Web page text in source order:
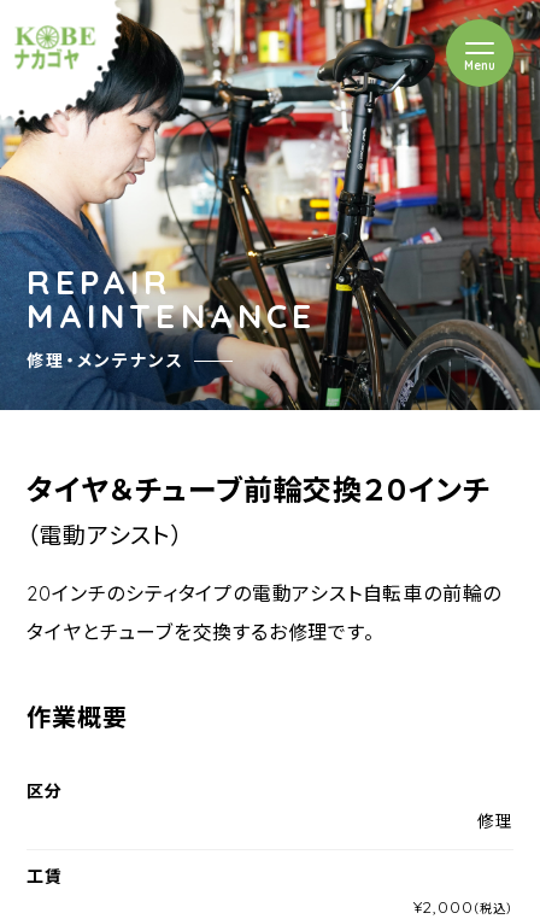
ルショップナカゴヤ
Menuを開閉
REPAIR
MAINTENANCE
修理・メンテナンス
タイヤ＆チューブ前輪交換２０インチ
（電動アシスト）
20インチのシティタイプの電動アシスト自転車の前輪の
タイヤとチューブを交換するお修理です。
作業概要
区分
修理
工賃
¥2,000 （税込）